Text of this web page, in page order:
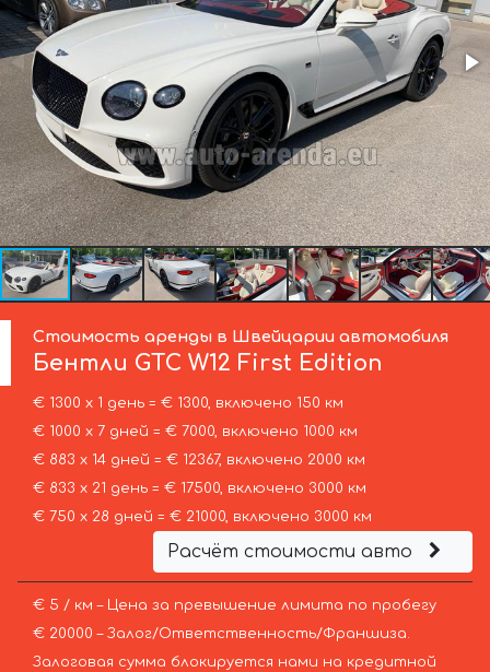
Стоимость аренды в Швейцарии автомобиля
Бентли GTC W12 First Edition
€ 1300 х 1 день = € 1300, включено 150 км
€ 1000 х 7 дней = € 7000, включено 1000 км
€ 883 х 14 дней = € 12367, включено 2000 км
€ 833 х 21 день = € 17500, включено 3000 км
€ 750 х 28 дней = € 21000, включено 3000 км
Расчёт стоимости авто
€ 5 / км – Цена за превышение лимита по пробегу
€ 20000 – Залог/Ответственность/Франшиза.
Залоговая сумма блокируется нами на кредитной